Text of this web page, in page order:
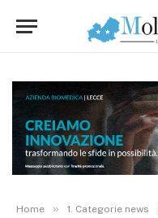
Home » 1. Categorie news